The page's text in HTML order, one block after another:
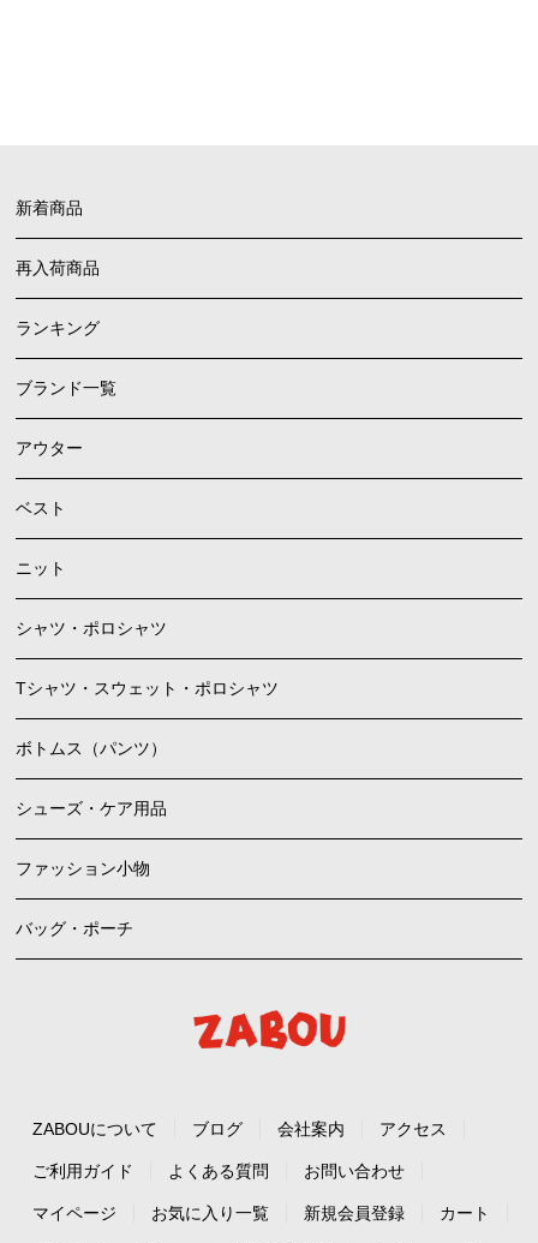
新着商品
再入荷商品
ランキング
ブランド一覧
アウター
ベスト
ニット
シャツ・ポロシャツ
Tシャツ・スウェット・ポロシャツ
ボトムス（パンツ）
シューズ・ケア用品
ファッション小物
バッグ・ポーチ
ZABOUについて ブログ 会社案内 アクセス
ご利用ガイド よくある質問 お問い合わせ
マイページ お気に入り一覧 新規会員登録 カート